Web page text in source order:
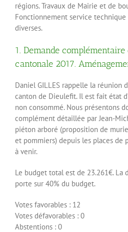
régions. Travaux de Mairie et de
Fonctionnement service technique
diverses.
1. Demande
cantonale 2017.
Daniel GILLES rappelle la réunion
canton de Dieulefit. Il est fait état
non consommé. Nous présentons
complément détaillée par Jean-
piéton arboré (proposition de
et pommiers) depuis les places de
à venir.
Le budget total est de 23.261€. La
porte sur 40% du budget.
Votes favorables : 12
Votes défavorables : 0
Abstentions : 0